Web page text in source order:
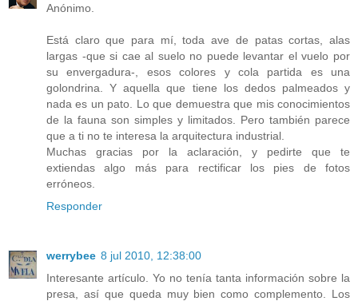
Anónimo.
Está claro que para mí, toda ave de patas cortas, alas
largas -que si cae al suelo no puede levantar el vuelo por
su envergadura-, esos colores y cola partida es una
golondrina. Y aquella que tiene los dedos palmeados y
nada es un pato. Lo que demuestra que mis conocimientos
de la fauna son simples y limitados. Pero también parece
que a ti no te interesa la arquitectura industrial.
Muchas gracias por la aclaración, y pedirte que te
extiendas algo más para rectificar los pies de fotos
erróneos.
Responder
werrybee 8 jul 2010, 12:38:00
Interesante artículo. Yo no tenía tanta información sobre la
presa, así que queda muy bien como complemento. Los